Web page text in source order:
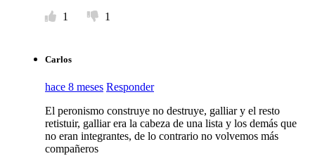
1
1
Carlos
hace 8 meses Responder
El peronismo construye no destruye, galliar y el resto
retistuir, galliar era la cabeza de una lista y los demás que
no eran integrantes, de lo contrario no volvemos más
compañeros